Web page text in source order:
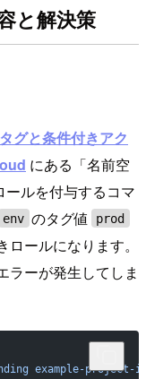
と解決策
タグと条件付きアク
にある「名前空
ルを付与するコマ
env のタグ値 prod
ールになります。
ラーが発生してしま
example-project-